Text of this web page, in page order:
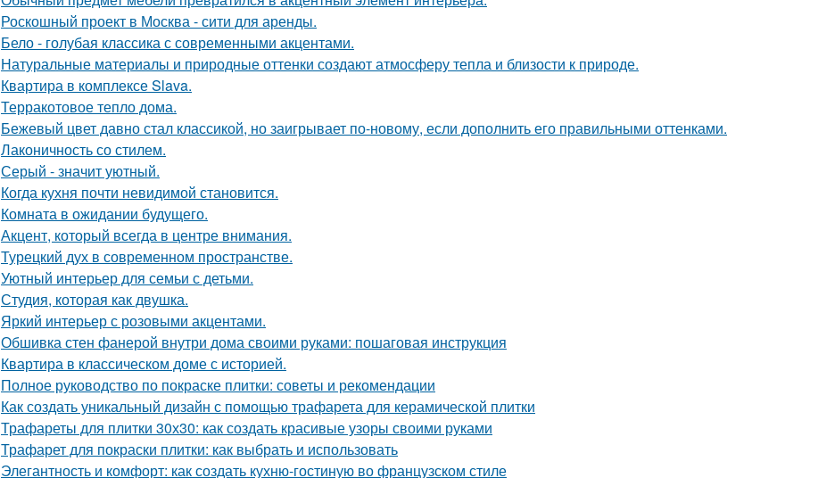
Роскошный проект в Москва - сити для аренды.
Бело - голубая классика с современными акцентами.
Натуральные материалы и природные оттенки создают атмосферу тепла и близости к природе.
Квартира в комплексе Slava.
Терракотовое тепло дома.
Бежевый цвет давно стал классикой, но заигрывает по-новому, если дополнить его правильными оттенками.
Лаконичность со стилем.
Серый - значит уютный.
Когда кухня почти невидимой становится.
Комната в ожидании будущего.
Акцент, который всегда в центре внимания.
Турецкий дух в современном пространстве.
Уютный интерьер для семьи с детьми.
Студия, которая как двушка.
Яркий интерьер с розовыми акцентами.
Обшивка стен фанерой внутри дома своими руками: пошаговая инструкция
Квартира в классическом доме с историей.
Полное руководство по покраске плитки: советы и рекомендации
Как создать уникальный дизайн с помощью трафарета для керамической плитки
Трафареты для плитки 30х30: как создать красивые узоры своими руками
Трафарет для покраски плитки: как выбрать и использовать
Элегантность и комфорт: как создать кухню-гостиную во французском стиле